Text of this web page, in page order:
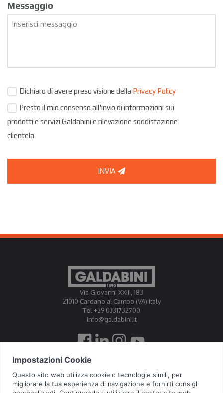
Messaggio
Dichiaro di avere preso visione della Privacy Policy
Presto il mio consenso all'invio di informazioni sui
prodotti e servizi Galdabini e rilevazione soddisfazione
clientela
INVIA
Via Giovanni XXIII, 183
21010 Cardano al Campo (VA) Italy
Tel +39 0331732700
info@galdabini.it
Galdabini is accredited Official Calibration Centre EA, IAF, ILAC